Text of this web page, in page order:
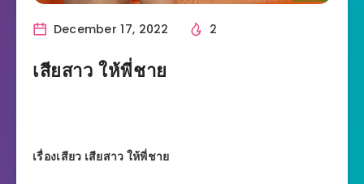
December 17, 2022 2
เสียสาว ให้พี่ชาย
เรื่องเสียว เสียสาว ให้พี่ชาย